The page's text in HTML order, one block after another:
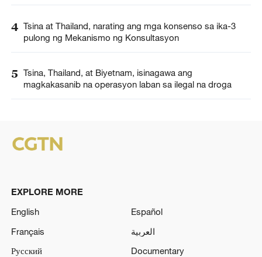
4 Tsina at Thailand, narating ang mga konsenso sa ika-3
pulong ng Mekanismo ng Konsultasyon
5 Tsina, Thailand, at Biyetnam, isinagawa ang
magkakasanib na operasyon laban sa ilegal na droga
EXPLORE MORE
English
Español
Français
العربية
Русский
Documentary